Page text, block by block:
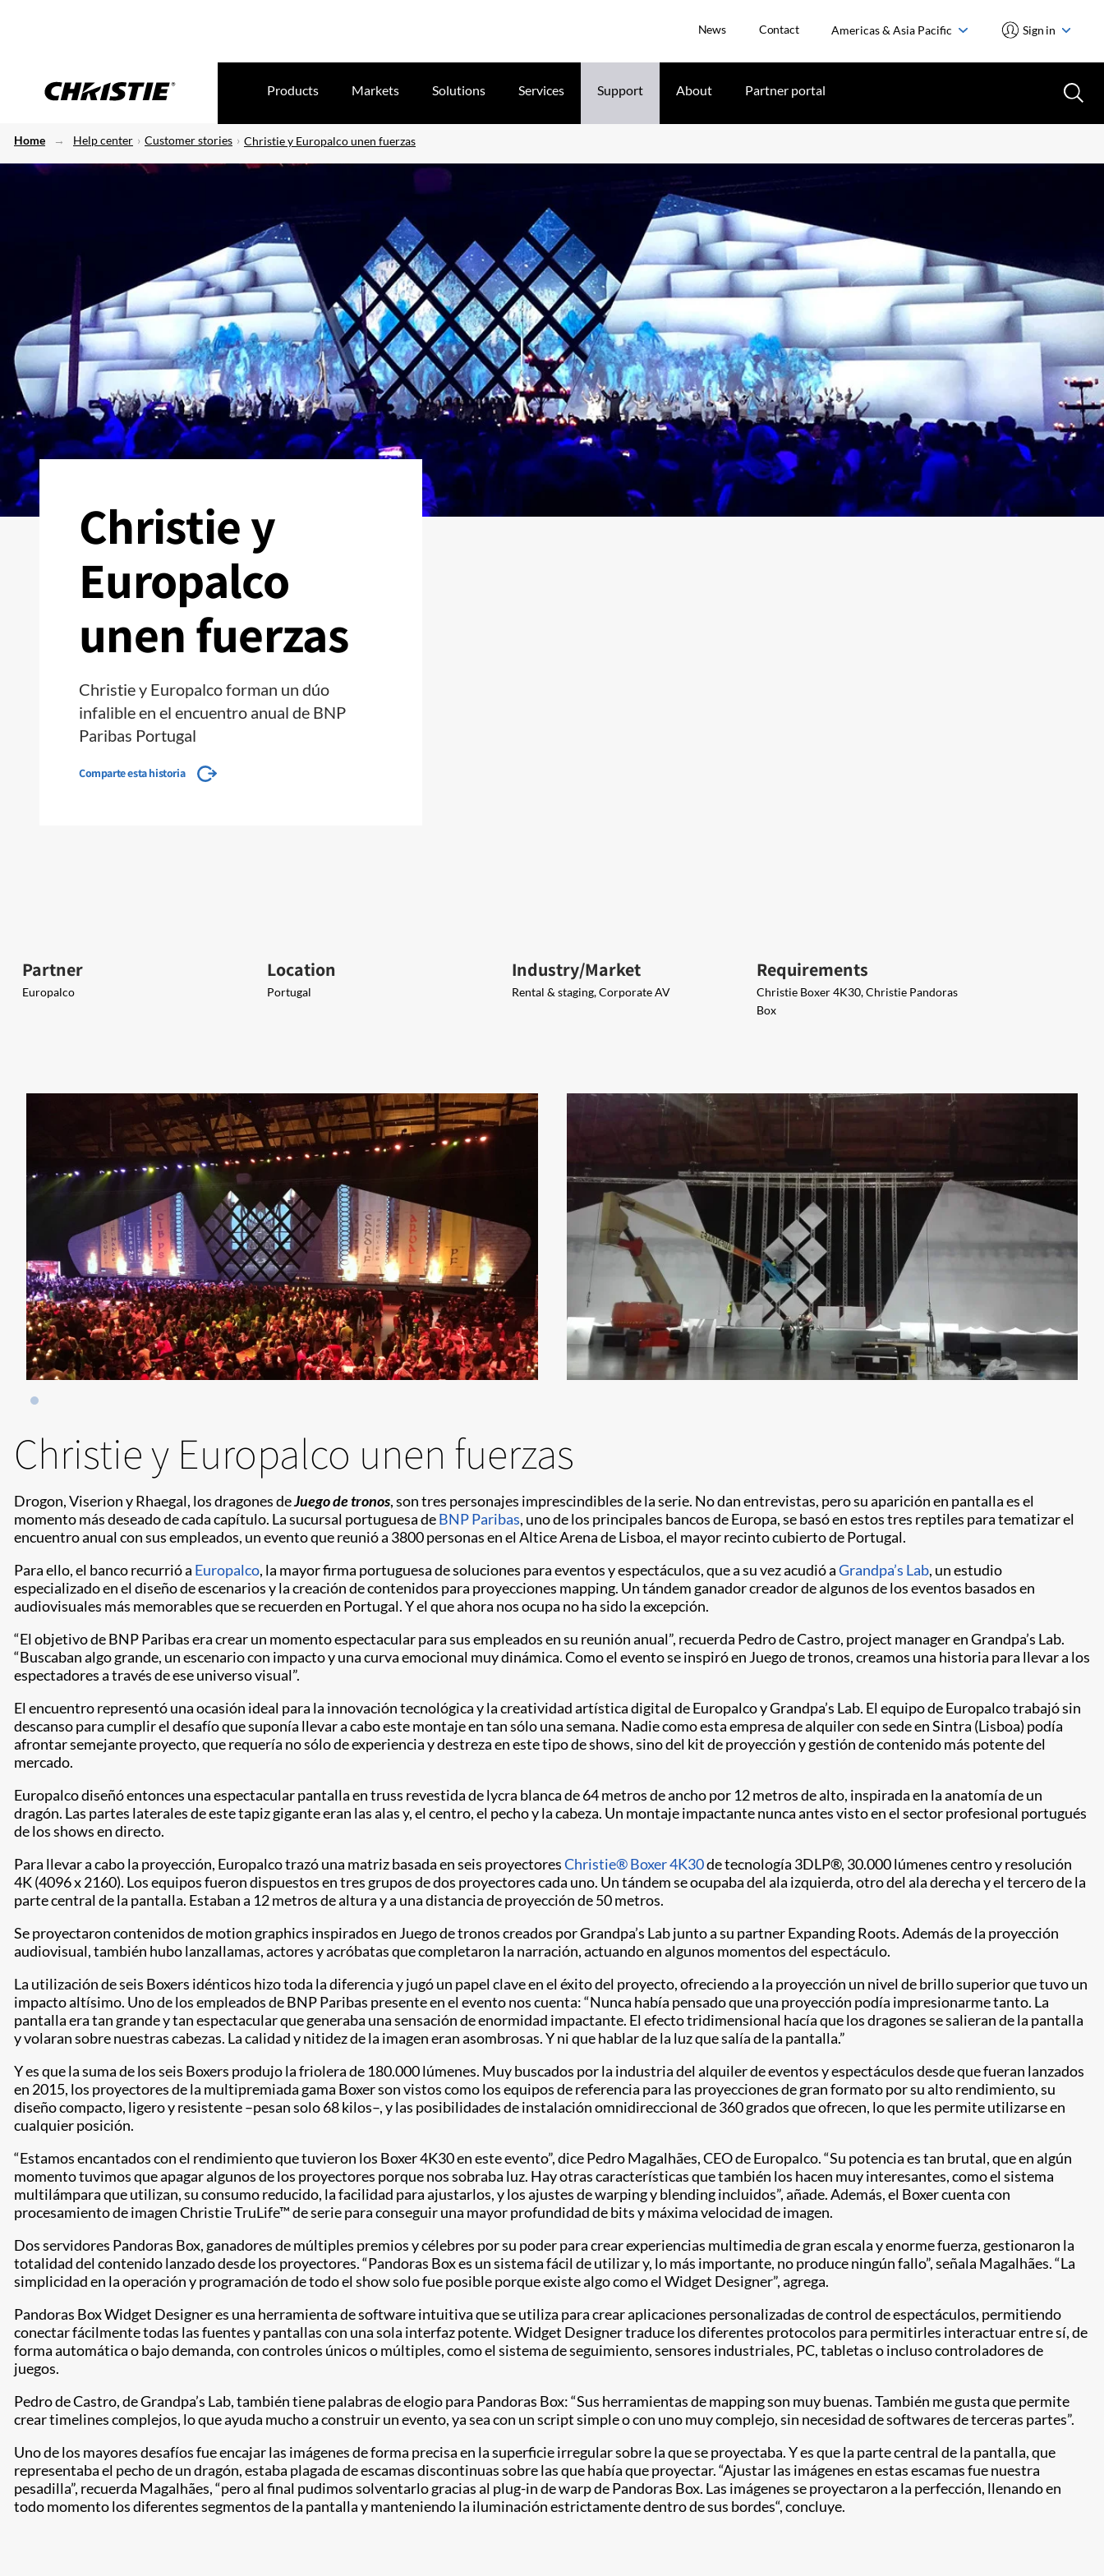
News Contact Americas & Asia Pacific Sign in
Products Markets Solutions Services Support About Partner portal
Home Help center Customer stories Christie y Europalco unen fuerzas
Christie y
Europalco
unen fuerzas
Christie y Europalco forman un dúo
infalible en el encuentro anual de BNP
Paribas Portugal
Comparte esta historia
Partner
Europalco
Location
Portugal
Industry/Market
Rental & staging, Corporate AV
Requirements
Christie Boxer 4K30, Christie Pandoras
Box
Christie y Europalco unen fuerzas
Drogon, Viserion y Rhaegal, los dragones deJuego de tronos, son tres personajes imprescindibles de la serie. No dan entrevistas, pero su aparición en pantalla es el
momento más deseado de cada capítulo. La sucursal portuguesa deBNP Paribas, uno de los principales bancos de Europa, se basó en estos tres reptiles para tematizar el
encuentro anual con sus empleados, un evento que reunió a 3800 personas en el Altice Arena de Lisboa, el mayor recinto cubierto de Portugal.
Para ello, el banco recurrió a Europalco, la mayor firma portuguesa de soluciones para eventos y espectáculos, que a su vez acudió aGrandpa’s Lab​, un estudio
especializado en el diseño de escenarios y la creación de contenidos para proyecciones mapping. Un tándem ganador creador de algunos de los eventos basados en
audiovisuales más memorables que se recuerden en Portugal. Y el que ahora nos ocupa no ha sido la excepción.
“El objetivo de BNP Paribas era crear un momento espectacular para sus empleados en su reunión anual”, recuerda Pedro de Castro, project manager en Grandpa’s Lab.
“Buscaban algo grande, un escenario con impacto y una curva emocional muy dinámica. Como el evento se inspiró en Juego de tronos, creamos una historia para llevar a los
espectadores a través de ese universo visual”.
El encuentro representó una ocasión ideal para la innovación tecnológica y la creatividad artística digital de Europalco y Grandpa’s Lab. El equipo de Europalco trabajó sin
descanso para cumplir el desafío que suponía llevar a cabo este montaje en tan sólo una semana. Nadie como esta empresa de alquiler con sede en Sintra (Lisboa) podía
afrontar semejante proyecto, que requería no sólo de experiencia y destreza en este tipo de shows, sino del kit de proyección y gestión de contenido más potente del
mercado.
Europalco diseñó entonces una espectacular pantalla en truss revestida de lycra blanca de 64 metros de ancho por 12 metros de alto, inspirada en la anatomía de un
dragón. Las partes laterales de este tapiz gigante eran las alas y, el centro, el pecho y la cabeza. Un montaje impactante nunca antes visto en el sector profesional portugués
de los shows en directo.
Para llevar a cabo la proyección, Europalco trazó una matriz basada en seis proyectoresChristie® Boxer 4K30de tecnología 3DLP®, 30.000 lúmenes centro y resolución
4K (4096 x 2160). Los equipos fueron dispuestos en tres grupos de dos proyectores cada uno. Un tándem se ocupaba del ala izquierda, otro del ala derecha y el tercero de la
parte central de la pantalla. Estaban a 12 metros de altura y a una distancia de proyección de 50 metros.
Se proyectaron contenidos de motion graphics inspirados en Juego de tronos creados por Grandpa’s Lab junto a su partner Expanding Roots. Además de la proyección
audiovisual, también hubo lanzallamas, actores y acróbatas que completaron la narración, actuando en algunos momentos del espectáculo.
La utilización de seis Boxers idénticos hizo toda la diferencia y jugó un papel clave en el éxito del proyecto, ofreciendo a la proyección un nivel de brillo superior que tuvo un
impacto altísimo. Uno de los empleados de BNP Paribas presente en el evento nos cuenta: “Nunca había pensado que una proyección podía impresionarme tanto. La
pantalla era tan grande y tan espectacular que generaba una sensación de enormidad impactante. El efecto tridimensional hacía que los dragones se salieran de la pantalla
y volaran sobre nuestras cabezas. La calidad y nitidez de la imagen eran asombrosas. Y ni que hablar de la luz que salía de la pantalla.”
Y es que la suma de los seis Boxers produjo la friolera de 180.000 lúmenes. Muy buscados por la industria del alquiler de eventos y espectáculos desde que fueran lanzados
en 2015, los proyectores de la multipremiada gama Boxer son vistos como los equipos de referencia para las proyecciones de gran formato por su alto rendimiento, su
diseño compacto, ligero y resistente –pesan solo 68 kilos–, y las posibilidades de instalación omnidireccional de 360 grados que ofrecen, lo que les permite utilizarse en
cualquier posición.
“Estamos encantados con el rendimiento que tuvieron los Boxer 4K30 en este evento”, dice Pedro Magalhães, CEO de Europalco. “Su potencia es tan brutal, que en algún
momento tuvimos que apagar algunos de los proyectores porque nos sobraba luz. Hay otras características que también los hacen muy interesantes, como el sistema
multilámpara que utilizan, su consumo reducido, la facilidad para ajustarlos, y los ajustes de warping y blending incluidos”, añade. Además, el Boxer cuenta con
procesamiento de imagen Christie TruLife™ de serie para conseguir una mayor profundidad de bits y máxima velocidad de imagen.
Dos servidores Pandoras Box, ganadores de múltiples premios y célebres por su poder para crear experiencias multimedia de gran escala y enorme fuerza, gestionaron la
totalidad del contenido lanzado desde los proyectores. “Pandoras Box es un sistema fácil de utilizar y, lo más importante, no produce ningún fallo”, señala Magalhães. “La
simplicidad en la operación y programación de todo el show solo fue posible porque existe algo como el Widget Designer”, agrega.
Pandoras Box Widget Designer​ es una herramienta de software intuitiva que se utiliza para crear aplicaciones personalizadas de control de espectáculos, permitiendo
conectar fácilmente todas las fuentes y pantallas con una sola interfaz potente. Widget Designer traduce los diferentes protocolos para permitirles interactuar entre sí, de
forma automática o bajo demanda, con controles únicos o múltiples, como el sistema de seguimiento, sensores industriales, PC, tabletas o incluso controladores de
juegos.
Pedro de Castro, de Grandpa’s Lab, también tiene palabras de elogio para Pandoras Box: “Sus herramientas de mapping son muy buenas. También me gusta que permite
crear timelines complejos, lo que ayuda mucho a construir un evento, ya sea con un script simple o con uno muy complejo, sin necesidad de softwares de terceras partes”.
Uno de los mayores desafíos fue encajar las imágenes de forma precisa en la superficie irregular sobre la que se proyectaba. Y es que la parte central de la pantalla, que
representaba el pecho de un dragón, estaba plagada de escamas discontinuas sobre las que había que proyectar. “Ajustar las imágenes en estas escamas fue nuestra
pesadilla”, recuerda Magalhães, “pero al final pudimos solventarlo gracias al plug-in de warp de Pandoras Box. Las imágenes se proyectaron a la perfección, llenando en
todo momento los diferentes segmentos de la pantalla y manteniendo la iluminación estrictamente dentro de sus bordes“, concluye.